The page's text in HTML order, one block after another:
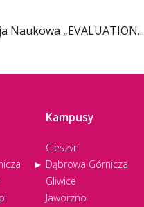
„EVALUATION...
Kampusy
Cieszyn
Dąbrowa Górnicza
Gliwice
Jaworzno